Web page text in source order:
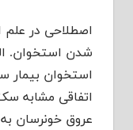
اصطلاحی در علم
شدن استخوان.
استخوان
اتفاقی مشابه
عروق خونرسان